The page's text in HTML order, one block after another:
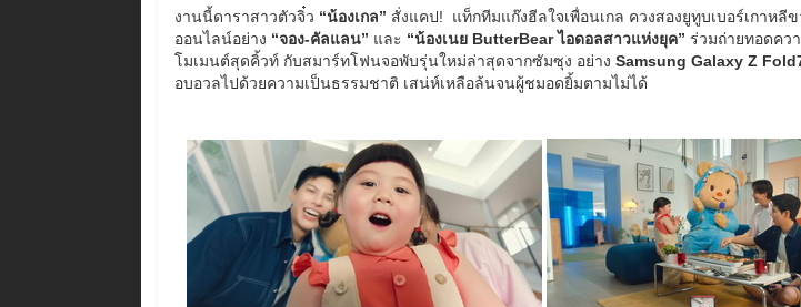
งานนี้ดาราสาวตัวจิ๋ว “น้องเกล” สั่งแคป! แท็กทีมแก๊งฮีลใจเพื่อนเกล ควงสองยูทูบเบอร์เกาหลี
ออนไลน์อย่าง “จอง-คัลแลน” และ “น้องเนย ButterBear ไอดอลสาวแห่งยุค” ร่วมถ่ายทอดคว
โมเมนต์สุดคิ้วท์ กับสมาร์ทโฟนจอพับรุ่นใหม่ล่าสุดจากซัมซุง อย่าง Samsung Galaxy Z
อบอวลไปด้วยความเป็นธรรมชาติ เสน่ห์เหลือล้นจนผู้ชมอดยิ้มตามไม่ได้